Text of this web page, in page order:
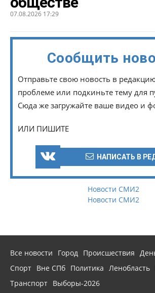
07.08.2026 17:29
Сообщить
Отправьте свою новость в
проблеме или подкиньте тему для
Сюда же загружайте ваше видео и
ИЛИ ПИШИТЕ
НАПИСАТЬ В
Новости СМИ2
Новости СМИ2
Все новости Город Происшествия
Спорт Вне СПб Политика Ленобласть
Транспорт Выборы-2026